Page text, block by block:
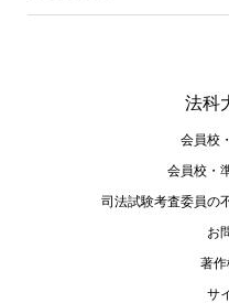
法科
会員校
会員校・
司法試験考査委員の
お
著
サ